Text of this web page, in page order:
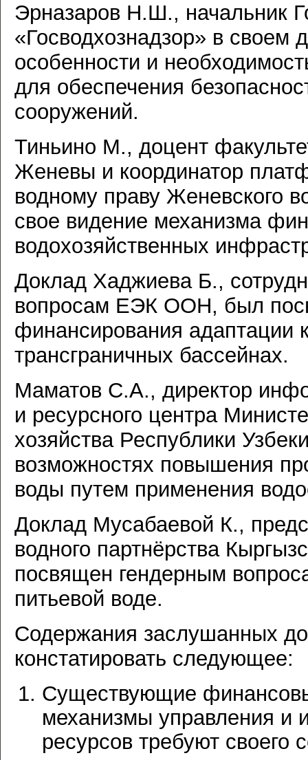
Эрназаров Н.Ш., начальник
«Госводхознадзор» в своем
особенности и
для обеспечения
сооружений.
Тиньино М., доцент
Женевы и координатор
водному праву Женевского
свое видение механизма
водохозяйственных
Доклад Хаджиева Б.,
вопросам ЕЭК ООН, был
финансирования адаптации
трансграничных бассейнах.
Маматов С.А., директор
и ресурсного центра
хозяйства Республики
возможностях повышения
воды путем применения
Доклад Мусабаевой К.,
водного партнёрства
посвящен гендерным
питьевой воде.
Содержания заслушанных
констатировать следующее:
Существующие
механизмы управления и
ресурсов требуют своего